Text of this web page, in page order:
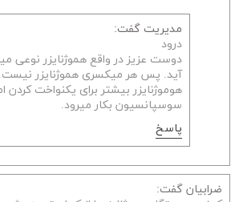
مدیریت گفت:
درود
دوست عزیز در واقع هموژنایزر
آید. پس هر میکسری هموژنایزر
هوموژنایزر بیشتر برای یکنواخت کردن
سوسپانسیون بکار میرود.
پاسخ
ضرابیان گفت: